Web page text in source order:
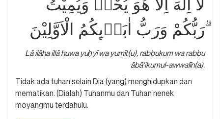
لَآ اِلٰهَ اِلَّا هُوَ يُحْيٖ وَيُمِيْتُ
ۗرَبُّكُمْ وَرَبُّ اٰبَاۤىِٕكُمُ الْاَوَّلِيْنَ
Lā ilāha illā huwa yuḥyī wa yumīt(u), rabbukum wa rabbu
ābā'ikumul-awwalīn(a).
Tidak ada tuhan selain Dia (yang) menghidupkan dan
mematikan. (Dialah) Tuhanmu dan Tuhan nenek
moyangmu terdahulu.